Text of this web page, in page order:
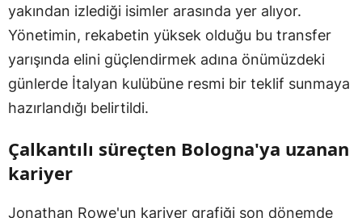
yakından izlediği isimler arasında yer alıyor.
Yönetimin, rekabetin yüksek olduğu bu transfer
yarışında elini güçlendirmek adına önümüzdeki
günlerde İtalyan kulübüne resmi bir teklif sunmaya
hazırlandığı belirtildi.
Çalkantılı süreçten Bologna'ya uzanan
kariyer
Jonathan Rowe'un kariyer grafiği son dönemde